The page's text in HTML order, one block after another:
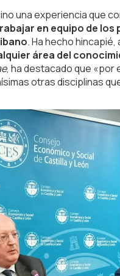
una experiencia que
en equipo de
. Ha hecho hincapié,
área del
, ha destacado que «por
otras disciplinas